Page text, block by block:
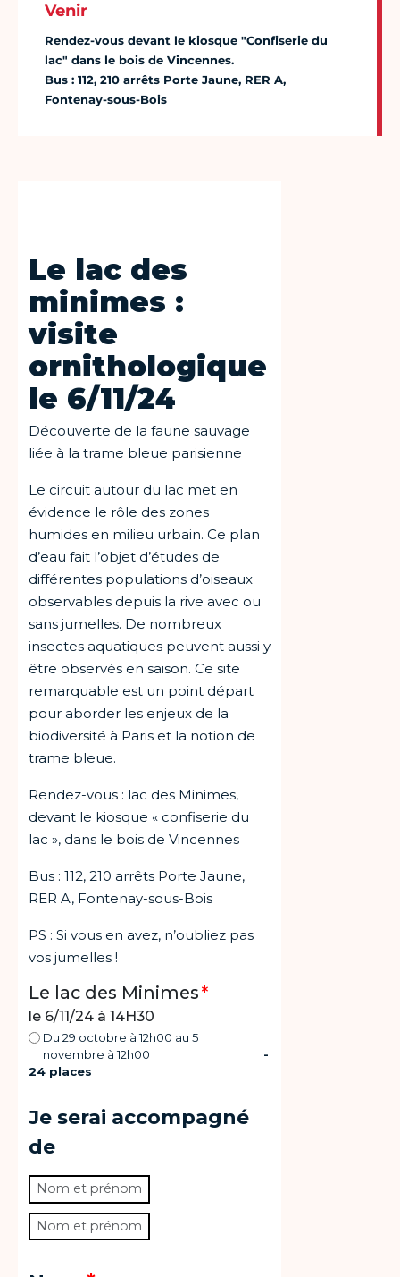
Venir
Rendez-vous devant le kiosque "Confiserie du
lac" dans le bois de Vincennes.
Bus : 112, 210 arrêts Porte Jaune, RER A,
Fontenay-sous-Bois